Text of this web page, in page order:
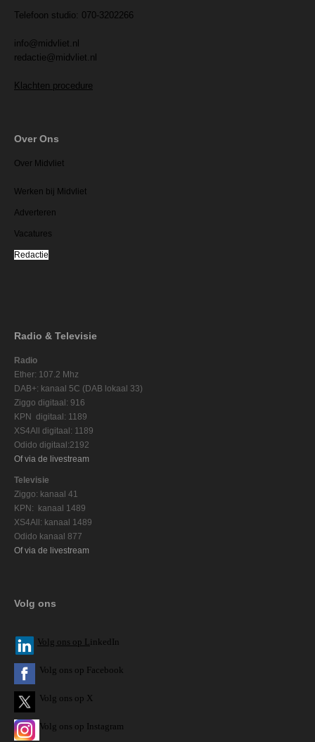
Telefoon studio: 070-3202266
info@midvliet.nl
redactie@midvliet.nl
Klachten procedure
Over Ons
Over Midvliet
Werken bij Midvliet
Adverteren
Vacatures
Redactie
Radio & Televisie
Radio
Ether: 107.2 Mhz
DAB+: kanaal 5C (DAB lokaal 33)
Ziggo digitaal: 916
KPN digitaal: 1189
XS4All digitaal: 1189
Odido digitaal:2192
Of via de livestream
Televisie
Ziggo: kanaal 41
KPN: kanaal 1489
XS4All: kanaal 1489
Odido kanaal 877
Of via de livestream
Volg ons
Volg ons op L inkedIn
Volg ons op Facebook
Volg ons op X
Volg ons op Instagram